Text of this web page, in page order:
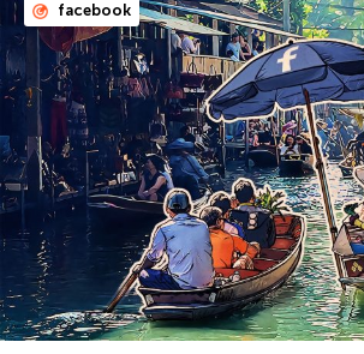
facebook